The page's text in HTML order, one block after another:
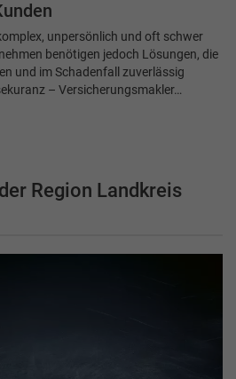
unpersönlich und oft schwer
benötigen jedoch Lösungen, die
und im Schadenfall zuverlässig
– Versicherungsmakler…
Region Landkreis